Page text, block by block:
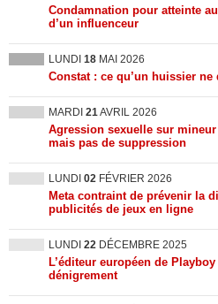
Condamnation pour atteinte
d’un influenceur
LUNDI 18 MAI 2026
Constat : ce qu’un huissier ne
MARDI 21AVRIL 2026
Agression sexuelle sur
mais pas de suppression
LUNDI 02 FÉVRIER 2026
Meta contraint de prévenir la
publicités de jeux en ligne
LUNDI 22 DÉCEMBRE 2025
L’éditeur européen de
dénigrement